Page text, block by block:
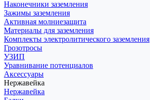
Наконечники заземления
Зажимы заземления
Активная молниезащита
Материалы для заземления
Комплекты электролитического заземления
Грозотросы
УЗИП
Уравнивание потенциалов
Аксессуары
Нержавейка
Нержавейка